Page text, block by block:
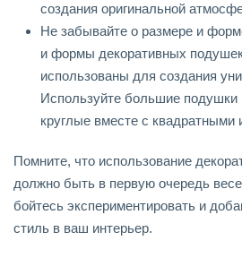
создания оригинальной
Не забывайте о размере и
и формы декоративных
использованы для создания
Используйте большие подушки
круглые вместе с квадратными
Помните, что использование
должно быть в первую очередь
бойтесь экспериментировать и
стиль в ваш интерьер.